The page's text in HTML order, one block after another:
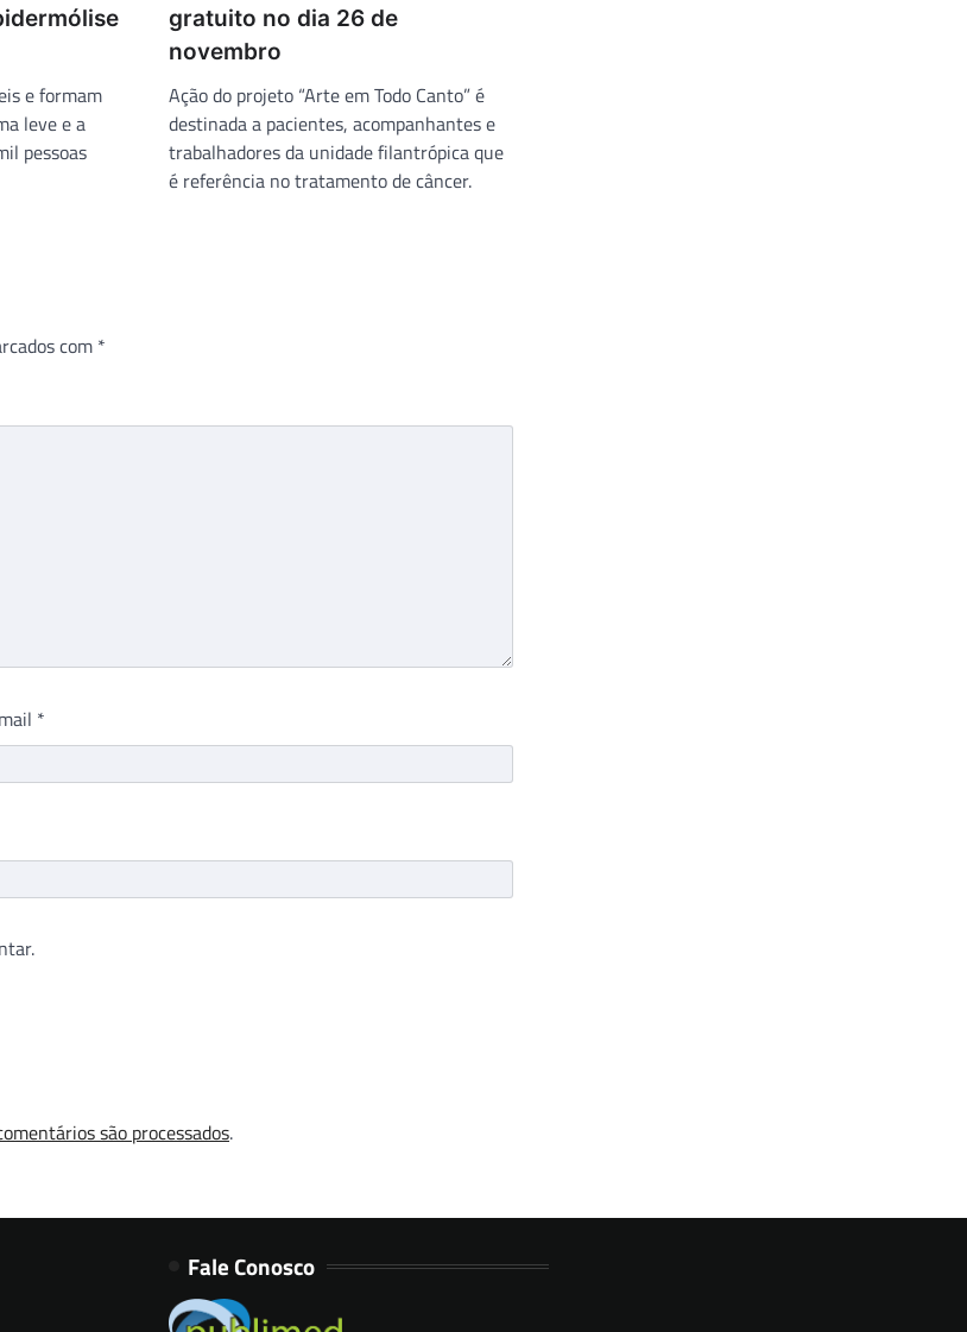
e formam
leve e a
pessoas
gratuito no dia 26 de
novembro
Ação do projeto “Arte em Todo Canto” é
destinada a pacientes, acompanhantes e
trabalhadores da unidade filantrópica que
é referência no tratamento de câncer.
com *
*
são processados.
Fale Conosco